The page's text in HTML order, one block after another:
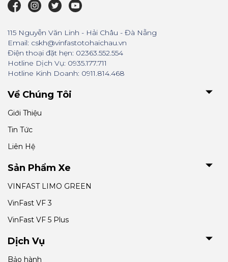
115 Nguyễn Văn Linh - Hải Châu - Đà Nẵng
Email: cskh@vinfastotohaichau.vn
Điện thoại đặt hẹn: 02363.552.554
Hotline Dịch Vụ: 0935.177.711
Hotline Kinh Doanh: 0911.814.468
Về Chúng Tôi
Giới Thiệu
Tin Tức
Liên Hệ
Sản Phẩm Xe
VINFAST LIMO GREEN
VinFast VF 3
VinFast VF 5 Plus
Dịch Vụ
Bảo hành